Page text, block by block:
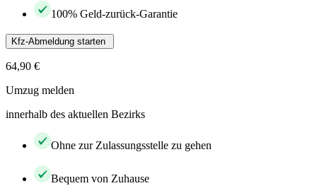
100% Geld-zurück-Garantie
Kfz-Abmeldung starten
64,90 €
Umzug melden
innerhalb des aktuellen Bezirks
Ohne zur Zulassungsstelle zu gehen
Bequem von Zuhause